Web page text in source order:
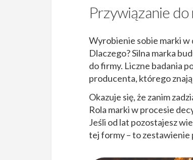
Przywiązanie do
Wyrobienie sobie marki
Dlaczego? Silna marka
do firmy. Liczne badania
producenta, którego
Okazuje się, że zanim
Rola marki w procesie
Jeśli od lat pozostajesz
tej formy – to zestawienie